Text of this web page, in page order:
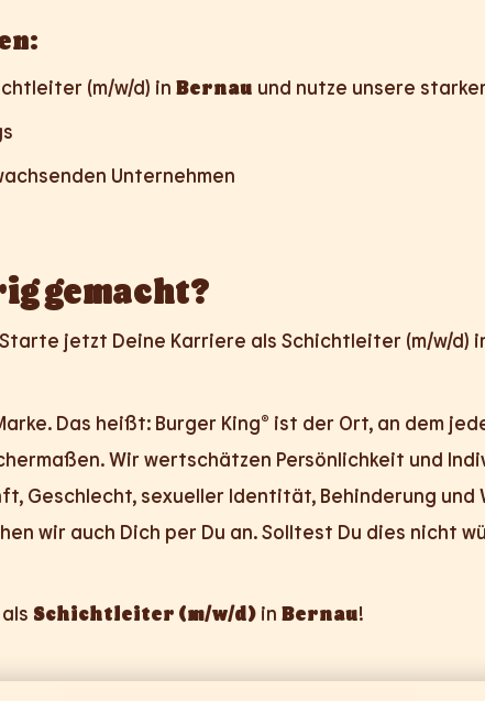
(m/w/d) in Bernau und nutze unsere
Unternehmen
gemacht?
jetzt Deine Karriere als Schichtleiter (m/w/d)
Das heißt: Burger King® ist der Ort, an dem
Wir wertschätzen Persönlichkeit und
Geschlecht, sexueller Identität, Behinderung und
wir auch Dich per Du an. Solltest Du dies nicht
Schichtleiter (m/w/d) in Bernau!